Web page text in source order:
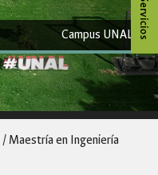
Campus UNAL
/Maestría en Ingeniería